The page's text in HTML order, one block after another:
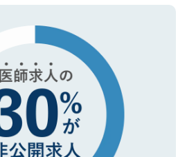
関してもご安心ください。
登録ください。